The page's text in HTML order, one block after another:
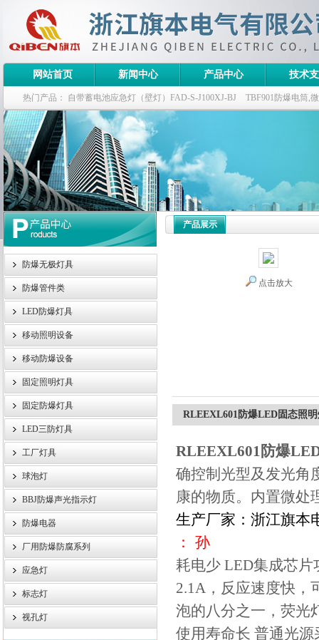
浙江旗本电气有限公司
网站首页 新闻中心 产品中心 技术
热门产品： 自带蓄电池应急灯（壁灯）FAD-S-J100XJ-BJ TBF901防爆电筒,
栏式无极灯 G9960-W120W长寿无极工厂灯,三防无极灯
防爆泛光灯
防爆无极灯具
防爆管件类
LED防爆灯具
移动照明设备
移动防爆设备
固定照明灯具
固定防爆灯具
LED三防灯具
工厂灯具
球泡灯
BBJ防爆声光指示灯
防爆电器
厂用防爆防腐系列
应急灯
标志灯
视孔灯
产品展示
点击放大
RLEEXL601防爆LED固态照
RLEEXL601防爆
确控制光型及发光角
康的物质。内置微处
生产厂家：浙江旗本
： 孙
耗电少 LED集成芯片
2.1A，反应速度快，
泡的八分之一，荧光
使用寿命长 普通光